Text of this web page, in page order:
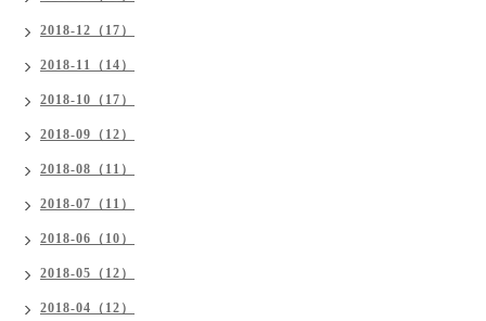
2018-12（17）
2018-11（14）
2018-10（17）
2018-09（12）
2018-08（11）
2018-07（11）
2018-06（10）
2018-05（12）
2018-04（12）